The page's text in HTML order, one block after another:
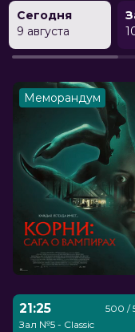
Сегодня
9 августа
Меморандум
21:25
Зал №5 - Classic
500 /